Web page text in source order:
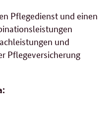
Pflegedienst und einen
und
Pflegeversicherung